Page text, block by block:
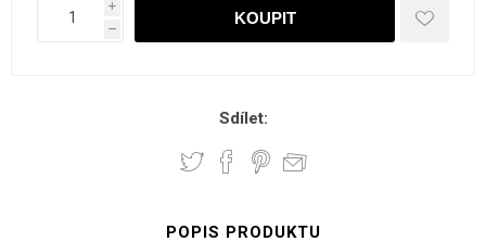
i
h
Sdílet:
POPIS PRODUKTU